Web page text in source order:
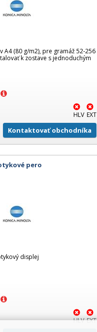
A4 (80 g/m2), pre gramáž 52-256
k zostave s jednoduchým
HLV EXT
Kontaktovať obchodníka
pero
displej
HLV EXT